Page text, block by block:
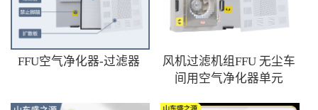
FFU空气净化器-过滤器
风机过滤机组FFU 无尘车
间用空气净化器单元